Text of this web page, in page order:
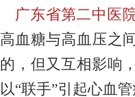
广东省第二中医
高血糖与高血压之
的，但又互相影响
以“联手”引起心血